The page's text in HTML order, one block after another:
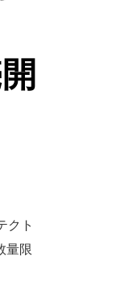
クト
量限